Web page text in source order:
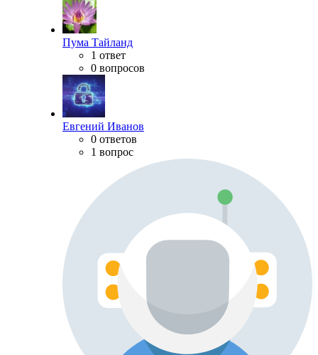
Пума Тайланд
1 ответ
0 вопросов
Евгений Иванов
0 ответов
1 вопрос